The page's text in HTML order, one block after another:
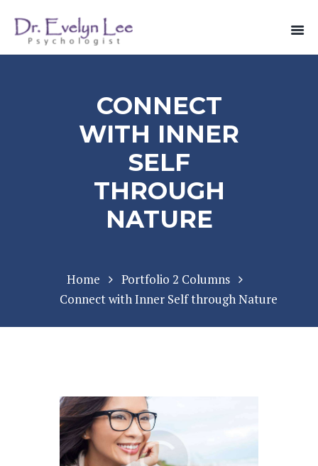
CONNECT
WITH INNER
SELF
THROUGH
NATURE
Home
Portfolio 2 Columns
Connect with Inner Self through Nature